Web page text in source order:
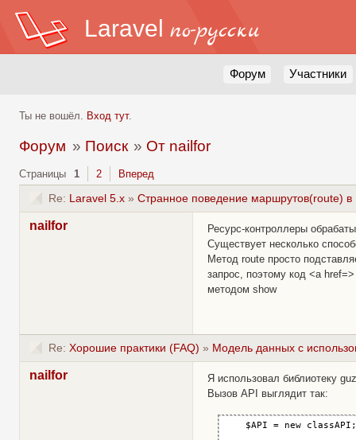
Laravel по-русски
Форум Участники
Ты не вошёл. Вход тут.
Форум » Поиск » От nailfor
Страницы 1 2 Вперед
Re: Laravel 5.x » Странное поведение маршрутов(route) в
nailfor
Ресурс-контроллеры
Существует несколько
Метод route просто
запрос, поэтому код <a
методом show
Re: Хорошие практики (FAQ) » Модель данных с
nailfor
Я использовал библиотеку
Вызов API выглядит так:
$API = new